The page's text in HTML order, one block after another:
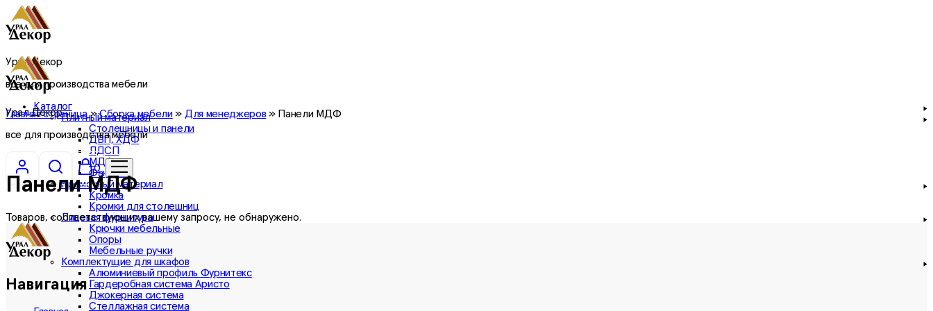
Урал Декор
все для производства мебели
Каталог
Плитный материал
Столешницы и панели
ДВП, ХДФ
ЛДСП
МДФ
Фанера
Кромочный материал
Кромка
Кромки для столешниц
Лицевая фурнитура
Крючки мебельные
Опоры
Мебельные ручки
Комплектущие для шкафов
Алюминиевый профиль Фурнитекс
Гардеробная система Аристо
Джокерная система
Стеллажная система
Урал Декор
все для производства мебели
0
Главная страница»Сборка мебели» Для менеджеров » Панели МДФ
Панели МДФ
Товаров, соответствующих вашему запросу, не обнаружено.
Навигация